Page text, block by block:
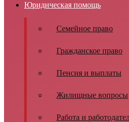
Юридическая помощь
Семейное право
Гражданское право
Пенсия и выплаты
Жилищные вопросы
Работа и